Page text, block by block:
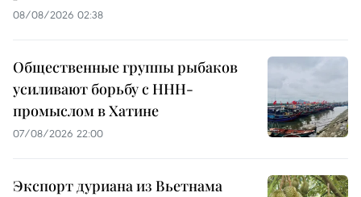
08/08/2026 02:38
Общественные группы рыбаков
усиливают борьбу с ННН-
промыслом в Хатине
07/08/2026 22:00
Экспорт дуриана из Вьетнама